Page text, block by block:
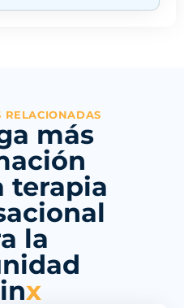
RELACIONADAS
más
terapia
la
x